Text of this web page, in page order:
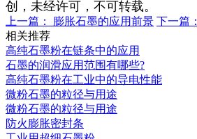
创，未经许可，不可转载。
上一篇： 膨胀石墨的应用前景 下一篇：
相关推荐
高纯石墨粉在链条中的应用
石墨的润滑应用范围有哪些?
高纯石墨粉在工业中的导电性能
微粉石墨的粒径与用途
微粉石墨的粒径与用途
防火膨胀密封条